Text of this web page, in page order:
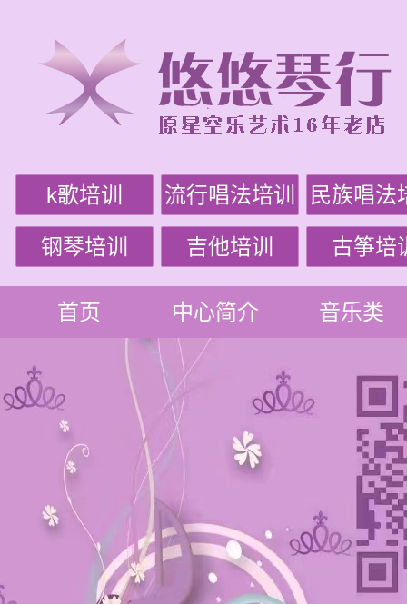
k歌培训 流行唱法培训 民族唱法
钢琴培训 吉他培训 古筝培
首页 中心简介 音乐类